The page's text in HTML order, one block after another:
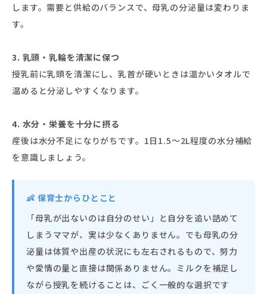
します。需要と供給のバランスで、母乳の分泌量は変わりま
す。
3. 乳頭・乳輪を清潔に保つ
授乳前に乳頭を清潔にし、乳首が硬いときは温かいタオルで
温めると分泌しやすくなります。
4. 水分・栄養を十分に摂る
産後は水分不足になりがちです。1日1.5〜2L程度の水分補給
を意識しましょう。
👶 保育士からひとこと
「母乳が出ないのは自分のせい」と自分を追い詰めて
しまうママが、実は少なくありません。でも母乳の分
泌量は体質や出産の状況にも左右されるもので、努力
や愛情の量と直接は関係ありません。ミルクを補足し
ながら授乳を続けることは、ごく一般的な選択です